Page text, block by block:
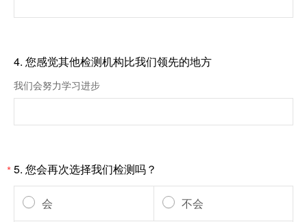
4. 您感觉其他检测机构比我们领先的地方
我们会努力学习进步
*5. 您会再次选择我们检测吗？
会 不会